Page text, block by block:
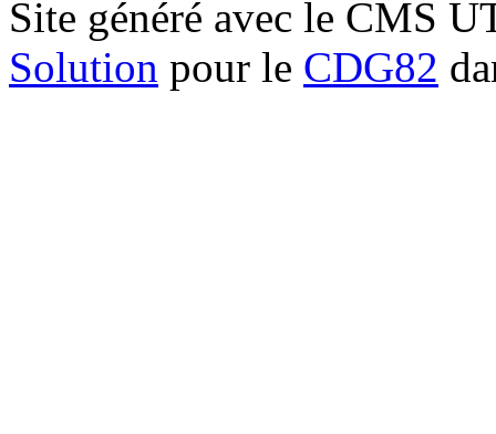
Site généré avec le CMS
Solution pour le CDG82